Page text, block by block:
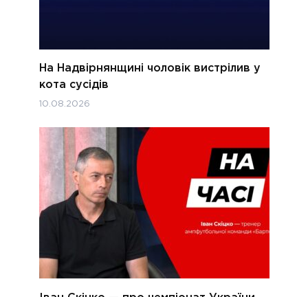
На Надвірнянщині чоловік вистрілив у
кота сусідів
10.08.2026